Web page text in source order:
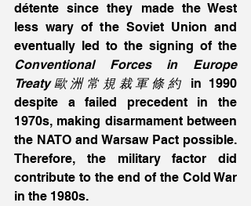
détente since they made the West
less wary of the Soviet Union and
Conventional Forces in Europe
Treaty歐洲常規裁軍條約
in 1990
despite a failed precedent in the
1970s, making disarmament between
the NATO and Warsaw Pact possible.
Therefore, the military factor did
contribute to the end of the Cold War
in the 1980s.